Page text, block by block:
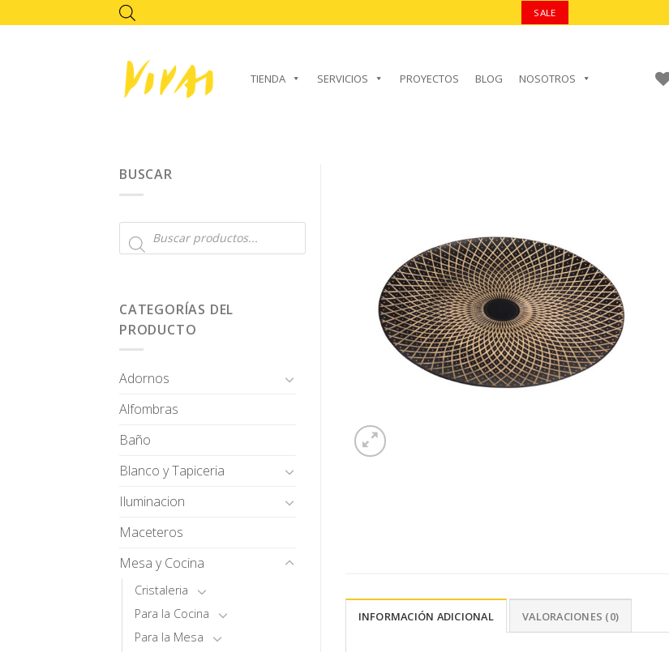
to
SALE
TIENDA SERVICIOS PROYECTOS BLOG NOSOTROS
BUSCAR
Búsqueda
de
CATEGORÍAS DEL
PRODUCTO
Adornos
Alfombras
Baño
Blanco y Tapiceria
Iluminacion
Maceteros
Mesa y Cocina
Cristaleria
Para la Cocina
Para la Mesa
AÑADIR A
FAVORITOS
INFORMACIÓN ADICIONAL VALORACIONES (0)